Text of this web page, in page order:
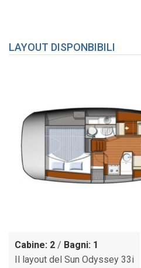
LAYOUT DISPONBIBILI
Cabine: 2 / Bagni: 1
Il layout del Sun Odyssey 33i